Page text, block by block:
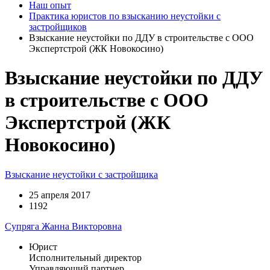
Наш опыт
Практика юристов по взысканию неустойки с
застройщиков
Взыскание неустойки по ДДУ в строительстве с ООО
Экспертстрой (ЖК Новокосино)
Взыскание неустойки по ДДУ
в строительстве с ООО
Экспертстрой (ЖК
Новокосино)
Взыскание неустойки с застройщика
25 апреля 2017
1192
Супряга Жанна Викторовна
Юрист
Исполнительный директор